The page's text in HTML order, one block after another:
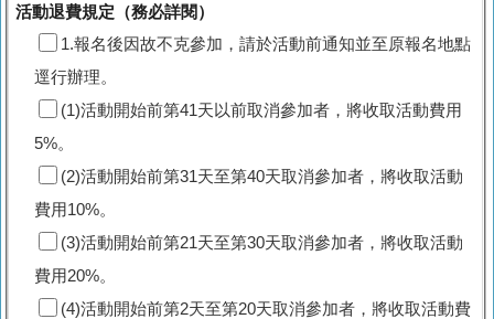
活動退費規定（務必詳閱）
1.報名後因故不克參加，請於活動前通知並至原報名地點
逕行辦理。
(1)活動開始前第41天以前取消參加者，將收取活動費用
5%。
(2)活動開始前第31天至第40天取消參加者，將收取活動
費用10%。
(3)活動開始前第21天至第30天取消參加者，將收取活動
費用20%。
(4)活動開始前第2天至第20天取消參加者，將收取活動費